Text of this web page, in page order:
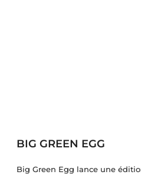
BIG GREEN EGG
Big Green Egg lance une